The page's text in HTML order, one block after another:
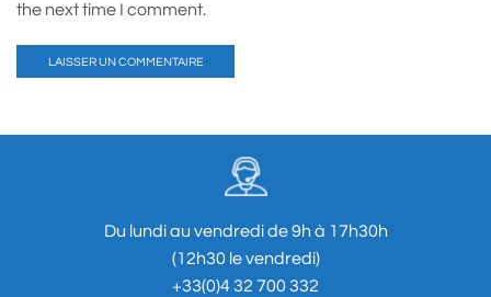
the next time I comment.
Du lundi au vendredi de 9h à 17h30h
(12h30 le vendredi)
+33(0)4 32 700 332